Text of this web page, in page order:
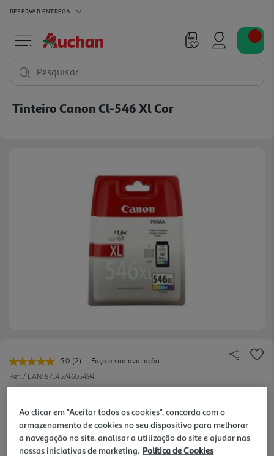
RESERVAR ENTREGA
Pesquisar
Tinteiro Canon Cl-546 Xl Cor
5.0 Leu
2
avaliações.
a
mesma
página.
(2)
Faça a sua avaliação
Ref. / EAN: 8714574605494
27,99 €
Ao clicar em "Aceitar todos os cookies", concorda com o
armazenamento de cookies no seu dispositivo para melhorar
a navegação no site, analisar a utilização do site e ajudar nas
nossas iniciativas de marketing. Política de Cookies